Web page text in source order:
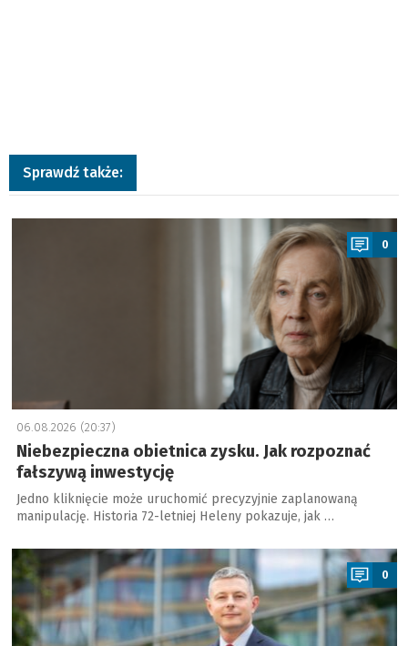
Sprawdź także:
a
0
06.08.2026 (20:37)
Niebezpieczna obietnica zysku. Jak rozpoznać
fałszywą inwestycję
Jedno kliknięcie może uruchomić precyzyjnie zaplanowaną
manipulację. Historia 72-letniej Heleny pokazuje, jak …
a
0